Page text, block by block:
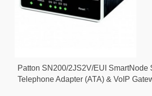
Patton SN200/2JS2V/EUI SmartNode
Telephone Adapter (ATA) & VoIP